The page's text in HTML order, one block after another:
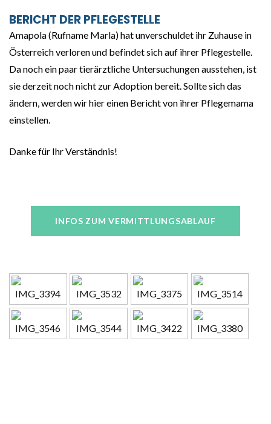
BERICHT DERPFLEGESTELLE
Amapola (Rufname Marla) hat unverschuldet ihr Zuhause in
Österreich verloren und befindet sich auf ihrer Pflegestelle.
Da noch ein paar tierärztliche Untersuchungen ausstehen, ist
sie derzeit noch nicht zur Adoption bereit. Sollte sich das
ändern, werden wir hier einen Bericht von ihrer Pflegemama
einstellen.
Danke für Ihr Verständnis!
INFOS ZUM VERMITTLUNGSABLAUF